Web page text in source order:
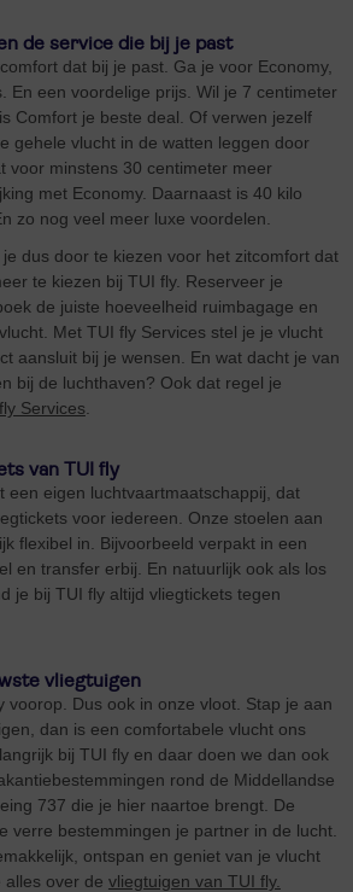
de service die bij je past
dat bij je past. Ga je voor Economy,
En een voordelige prijs. Wil je 7 centimeter
Comfort je beste deal. Of verwen jezelf
gehele vlucht in de watten leggen door
voor minstens 30 centimeter meer
met Economy. Daarnaast is 40 kilo
zo nog veel meer luxe voordelen.
dus door te kiezen voor het zitcomfort dat
te kiezen bij TUI fly. Reserveer je
de juiste hoeveelheid ruimbagage en
Met TUI fly Services stel je je vlucht
aansluit bij je wensen. En wat dacht je van
bij de luchthaven? Ook dat regel je
Services
van TUI fly
een eigen luchtvaartmaatschappij, dat
voor iedereen. Onze stoelen aan
flexibel in. Bijvoorbeeld verpakt in een
en transfer erbij. En natuurlijk ook als los
je bij TUI fly altijd vliegtickets tegen
vliegtuigen
voorop. Dus ook in onze vloot. Stap je aan
dan is een comfortabele vlucht ons
bij TUI fly en daar doen we dan ook
rond de Middellandse
737 die je hier naartoe brengt. De
verre bestemmingen je partner in de lucht.
ontspan en geniet van je vlucht
alles over de vliegtuigen van TUI fly.